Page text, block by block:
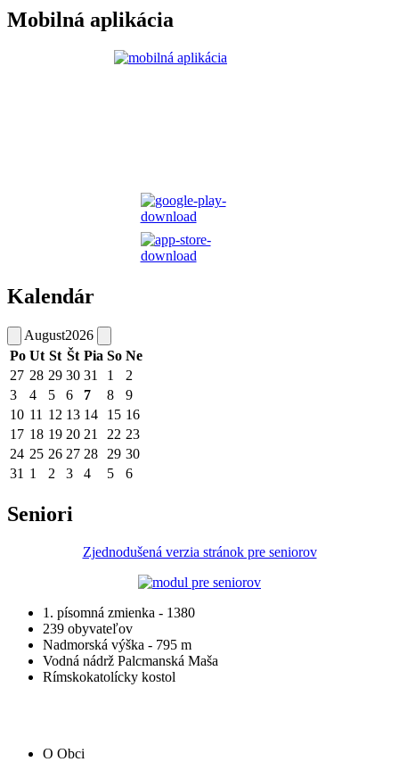
Mobilná aplikácia
Kalendár
August2026
Po Ut St Št Pia So Ne
27 28 29 30 31 1
2
3
4 5 6 7 8
9
10 11 12 13 14 15 16
17 18 19 20 21 22 23
24 25 26 27 28 29 30
31 1 2 3 4 5 6
Seniori
Zjednodušená verzia stránok pre seniorov
1. písomná zmienka - 1380
239 obyvateľov
Nadmorská výška - 795 m
Vodná nádrž Palcmanská Maša
Rímskokatolícky kostol
O Obci